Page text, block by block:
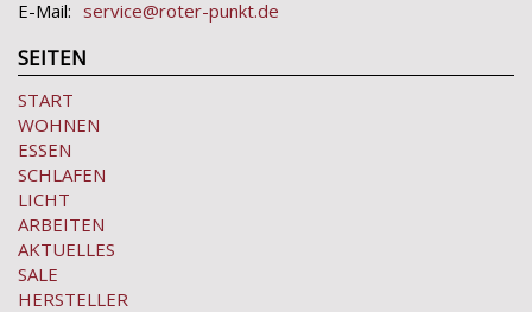
E-Mail: service@roter-punkt.de
SEITEN
START
WOHNEN
ESSEN
SCHLAFEN
LICHT
ARBEITEN
AKTUELLES
SALE
HERSTELLER